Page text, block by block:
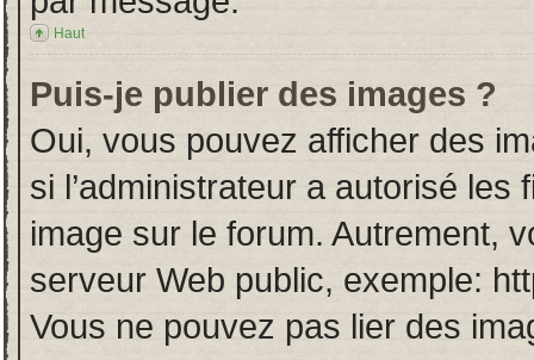
Haut
Puis-je publier des images ?
Oui, vous pouvez afficher des
si l’administrateur a autorisé
image sur le forum. Autrement,
serveur Web public, exemple:
Vous ne pouvez pas lier des